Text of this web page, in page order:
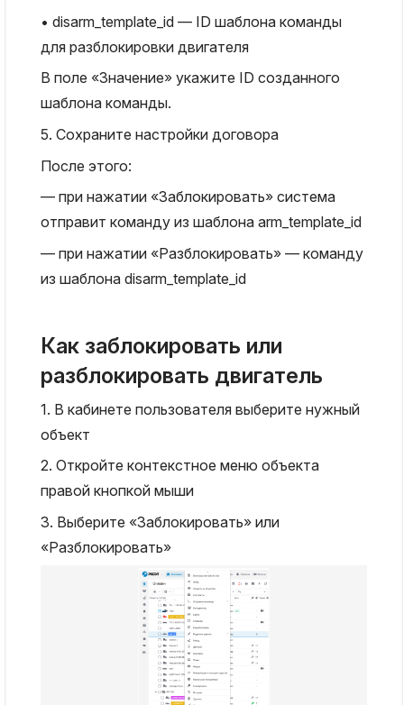
disarm_template_id — ID шаблона команды
для разблокировки двигателя
В поле «Значение» укажите ID созданного
шаблона команды.
5. Сохраните настройки договора
После этого:
— при нажатии «Заблокировать» система
отправит команду из шаблона arm_template_id
— при нажатии «Разблокировать» — команду
из шаблона disarm_template_id
Как заблокировать или
разблокировать двигатель
1. В кабинете пользователя выберите нужный
объект
2. Откройте контекстное меню объекта
правой кнопкой мыши
3. Выберите «Заблокировать» или
«Разблокировать»